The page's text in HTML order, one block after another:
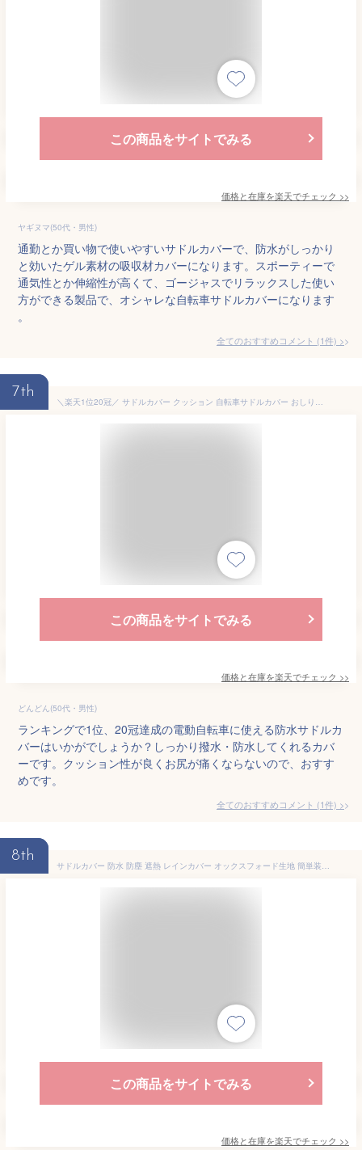
この商品をサイトでみる
価格と在庫を楽天でチェック >>
ヤギヌマ(50代・男性)
通勤とか買い物で使いやすいサドルカバーで、防水がしっかり
と効いたゲル素材の吸収材カバーになります。スポーティーで
通気性とか伸縮性が高くて、ゴージャスでリラックスした使い
方ができる製品で、オシャレな自転車サドルカバーになります
。
全てのおすすめコメント (1件) >
7th
＼楽天1位20冠／ サドルカバー クッション 自転車サドルカバー おしりが 痛くない 柔らかい 蒸れない 自転車 サドル カバー 交換 撥水 低反発 幅広 シリコン クロスバイク マウンテンバイク ロードバイク シティサイクル ママチャリ 電動自転車 エアロバイク 自転車用品
この商品をサイトでみる
価格と在庫を楽天でチェック >>
どんどん(50代・男性)
ランキングで1位、20冠達成の電動自転車に使える防水サドルカ
バーはいかがでしょうか？しっかり撥水・防水してくれるカバ
ーです。クッション性が良くお尻が痛くならないので、おすす
めです。
全てのおすすめコメント (1件) >
8th
サドルカバー 防水 防塵 遮熱 レインカバー オックスフォード生地 簡単装着 大型 雨よけ 劣化防止 通勤 通学 電動自転車 子供用自転車 無地 送料無料 安心 快適 速乾 耐久 直射日光対策 アウトドア 便利 おしゃれ 取り付け簡単 収納
この商品をサイトでみる
価格と在庫を楽天でチェック >>